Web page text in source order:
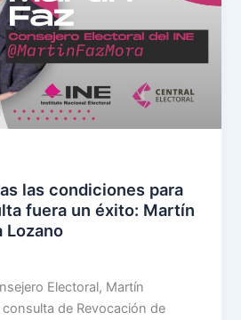
las condiciones para
fuera un éxito: Martín
Lozano
Electoral, Martín
de Revocación de